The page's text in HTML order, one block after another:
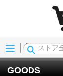
Menu
GOODS